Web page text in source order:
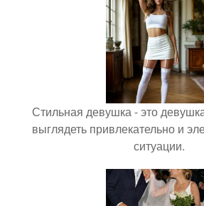
Стильная девушка - это
выглядеть привлекательно и
ситуации.